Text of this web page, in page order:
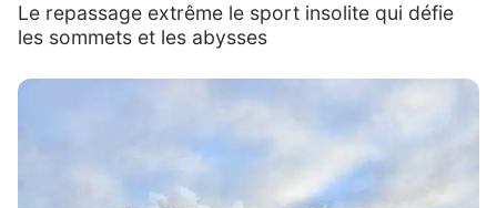
Le repassage extrême le sport insolite qui défie
les sommets et les abysses